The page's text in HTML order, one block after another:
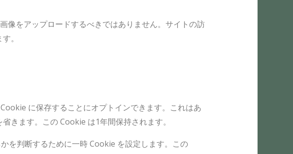
像をアップロードするべきではありません。サイトの訪
。
に保存することにオプトインできます。これはあ
きます。この Cookie は1年間保持されます。
を判断するために一時 Cookie を設定します。この